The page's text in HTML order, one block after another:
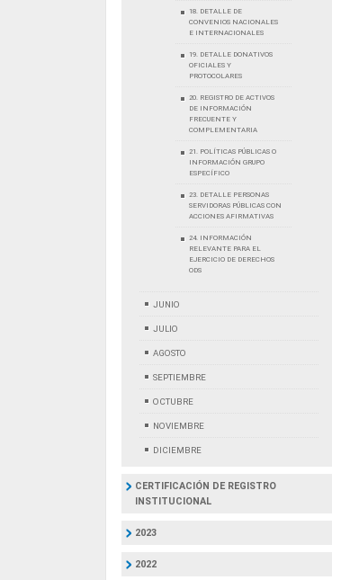
18. DETALLE DE
CONVENIOS NACIONALES
E INTERNACIONALES
19. DETALLE DONATIVOS
OFICIALES Y
PROTOCOLARES
20. REGISTRO DE ACTIVOS
DE INFORMACIÓN
FRECUENTE Y
COMPLEMENTARIA
21. POLÍTICAS PÚBLICAS O
INFORMACIÓN GRUPO
ESPECÍFICO
23. DETALLE PERSONAS
SERVIDORAS PÚBLICAS CON
ACCIONES AFIRMATIVAS
24. INFORMACIÓN
RELEVANTE PARA EL
EJERCICIO DE DERECHOS
ODS
JUNIO
JULIO
AGOSTO
SEPTIEMBRE
OCTUBRE
NOVIEMBRE
DICIEMBRE
CERTIFICACIÓN DE REGISTRO
INSTITUCIONAL
2023
2022